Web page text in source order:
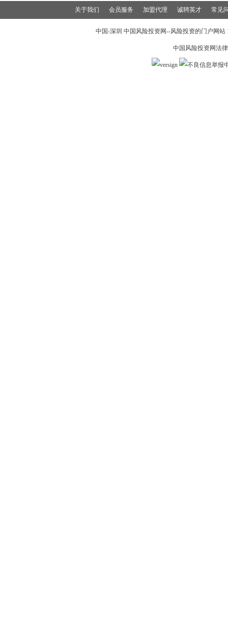
关于我们 会员服务 加盟代理 诚聘英才 常见
中国-深圳 中国风险投资网--风险投资的门户网
中国风险投资网法